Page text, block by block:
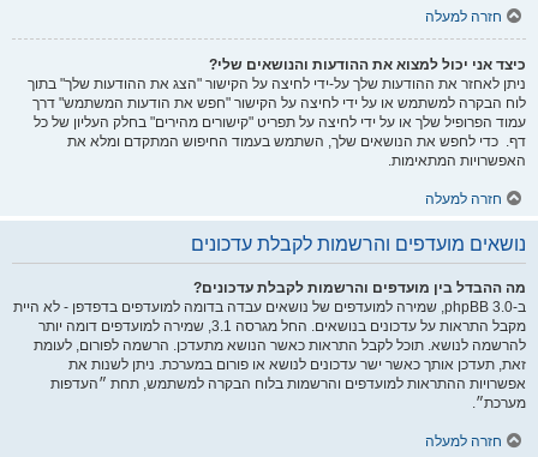
חזרה למעלה
כיצד אני יכול למצוא את ההודעות והנושאים שלי?
ניתן לאחזר את ההודעות שלך על-ידי לחיצה על הקישור "הצג את ההודעות שלך" בתוך
לוח הבקרה למשתמש או על ידי לחיצה על הקישור "חפש את הודעות המשתמש" דרך
עמוד הפרופיל שלך או על ידי לחיצה על תפריט "קישורים מהירים" בחלק העליון של כל
דף. כדי לחפש את הנושאים שלך, השתמש בעמוד החיפוש המתקדם ומלא את
האפשרויות המתאימות.
חזרה למעלה
נושאים מועדפים והרשמות לקבלת עדכונים
מה ההבדל בין מועדפים והרשמות לקבלת עדכונים?
ב-phpBB 3.0, שמירה למועדפים של נושאים עבדה בדומה למועדפים בדפדפן - לא היית
מקבל התראות על עדכונים בנושאים. החל מגרסה 3.1, שמירה למועדפים דומה יותר
להרשמה לנושא. תוכל לקבל התראות כאשר הנושא מתעדכן. הרשמה לפורום, לעומת
זאת, תעדכן אותך כאשר ישר עדכונים לנושא או פורום במערכת. ניתן לשנות את
אפשרויות ההתראות למועדפים והרשמות בלוח הבקרה למשתמש, תחת ״העדפות
מערכת״.
חזרה למעלה